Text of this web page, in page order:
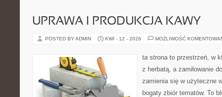
UPRAWA I PRODUKCJA KAWY
POSTED BY ADMIN KWI - 12 - 2026 MOŻLIWOŚĆ
ta strona to przestrzeń, w
z herbatą, a zamiłowanie
zamienia się w użyteczne
bogaty zbiór tematów. To